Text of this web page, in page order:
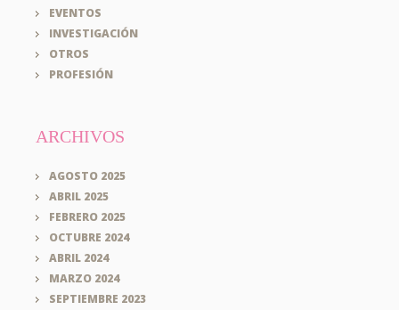
EVENTOS
INVESTIGACIÓN
OTROS
PROFESIÓN
ARCHIVOS
AGOSTO 2025
ABRIL 2025
FEBRERO 2025
OCTUBRE 2024
ABRIL 2024
MARZO 2024
SEPTIEMBRE 2023